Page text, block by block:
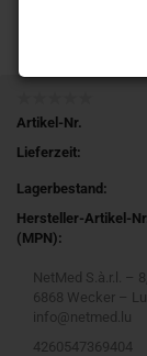
Artikel-Nr.
Lieferzeit:
Lagerbestand:
Hersteller-Artikel-
(MPN):
NetMed S.à.r.l. –
6868 Wecker –
info@netmed.lu
4260547369404